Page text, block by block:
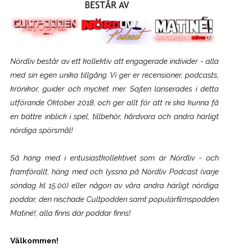
Nördliv består av ett kollektiv att engagerade individer - alla
med sin egen unika tillgång. Vi ger er recensioner, podcasts,
krönikor, guider och mycket mer. Sajten lanserades i detta
utförande Oktober 2018, och ger allt för att ni ska kunna få
en bättre inblick i spel, tillbehör, hårdvara och andra härligt
nördiga spörsmål!
Så häng med i entusiastkollektivet som ärNördliv- och
framförallt, häng med och lyssna på Nördliv Podcast (varje
söndag kl 15.00) eller någon av våra andra härligt nördiga
poddar, den nischade Cultpodden samt populärfilmspodden
Matiné!; alla finns där poddar finns!
Välkommen!